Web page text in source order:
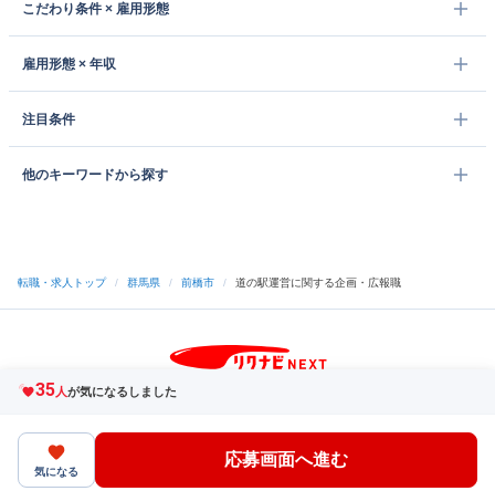
こだわり条件 × 雇用形態
雇用形態 × 年収
注目条件
他のキーワードから探す
35人が気になるしました
転職・求人トップ / 群馬県 / 前橋市 / 道の駅運営に関する企画・広報職
気になる
応募画面へ進む
中途採用をご検討の企業様
ヘルプ・お問い合わせ
（C）Indeed Inc.